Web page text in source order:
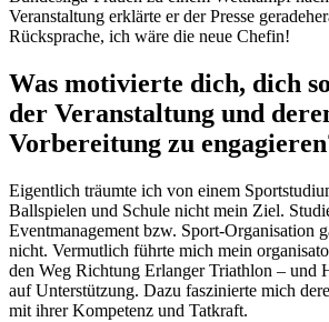
Veranstaltung erklärte er der Presse
Rücksprache, ich wäre die neue Chefin!
Was motivierte dich, dich
der Veranstaltung und
Vorbereitung zu
Eigentlich träumte ich von einem
Ballspielen und Schule nicht mein Ziel.
Eventmanagement bzw. Sport-Organisation
nicht. Vermutlich führte mich mein
den Weg Richtung Erlanger Triathlon – und
auf Unterstützung. Dazu faszinierte mich
mit ihrer Kompetenz und Tatkraft.